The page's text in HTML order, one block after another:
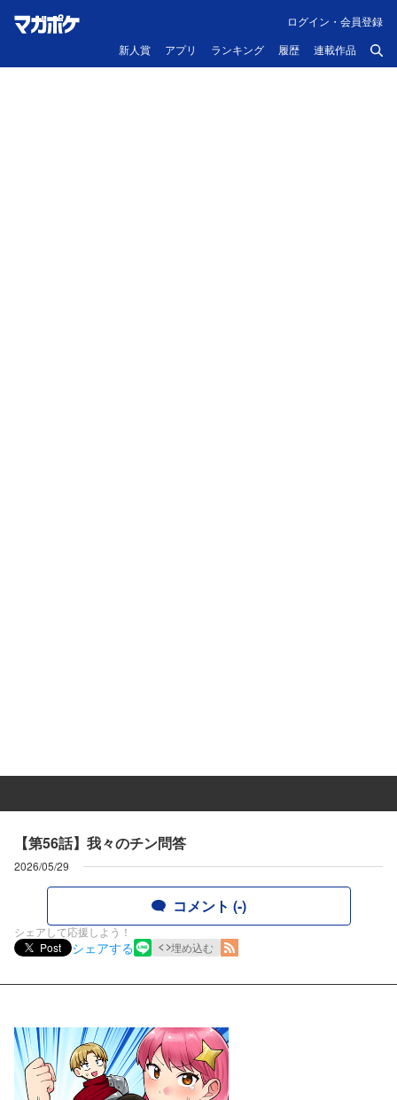
新人賞 アプリ ランキング 履歴 連載作品
ログイン・会員登録
【第56話】我々のチン問答
2026/05/29
コメント (-)
シェアして応援しよう！
Post
シェアする 埋め込む